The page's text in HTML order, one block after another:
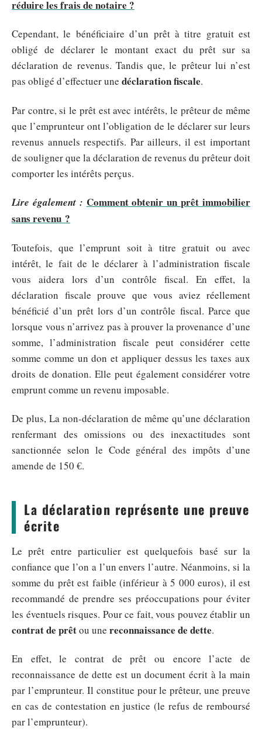
réduire les frais de notaire ?
Cependant, le bénéficiaire d’un prêt à titre gratuit est
obligé de déclarer le montant exact du prêt sur sa
déclaration de revenus. Tandis que, le prêteur lui n’est
pas obligé d’effectuer une déclaration fiscale.
Par contre, si le prêt est avec intérêts, le prêteur de même
que l’emprunteur ont l’obligation de le déclarer sur leurs
revenus annuels respectifs. Par ailleurs, il est important
de souligner que la déclaration de revenus du prêteur doit
comporter les intérêts perçus.
Lire également : Comment obtenir un prêt immobilier
sans revenu ?
Toutefois, que l’emprunt soit à titre gratuit ou avec
intérêt, le fait de le déclarer à l’administration fiscale
vous aidera lors d’un contrôle fiscal. En effet, la
déclaration fiscale prouve que vous aviez réellement
bénéficié d’un prêt lors d’un contrôle fiscal. Parce que
lorsque vous n’arrivez pas à prouver la provenance d’une
somme, l’administration fiscale peut considérer cette
somme comme un don et appliquer dessus les taxes aux
droits de donation. Elle peut également considérer votre
emprunt comme un revenu imposable.
De plus, La non-déclaration de même qu’une déclaration
renfermant des omissions ou des inexactitudes sont
sanctionnée selon le Code général des impôts d’une
amende de 150 €.
La déclaration représente une preuve
écrite
Le prêt entre particulier est quelquefois basé sur la
confiance que l’on a l’un envers l’autre. Néanmoins, si la
somme du prêt est faible (inférieur à 5 000 euros), il est
recommandé de prendre ses préoccupations pour éviter
les éventuels risques. Pour ce fait, vous pouvez établir un
contrat de prêtou une reconnaissance de dette.
En effet, le contrat de prêt ou encore l’acte de
reconnaissance de dette est un document écrit à la main
par l’emprunteur. Il constitue pour le prêteur, une preuve
en cas de contestation en justice (le refus de remboursé
par l’emprunteur).